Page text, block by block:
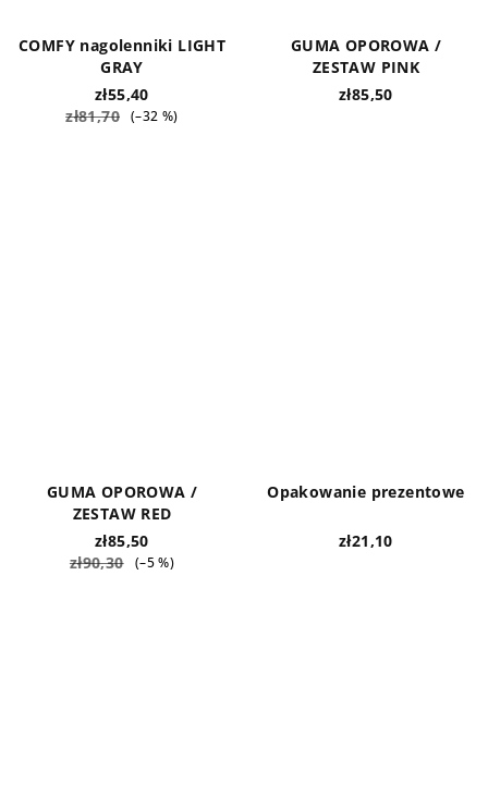
COMFY nagolenniki LIGHT
GRAY
zł55,40
zł81,70 (–32 %)
GUMA OPOROWA /
ZESTAW PINK
zł85,50
GUMA OPOROWA /
ZESTAW RED
zł85,50
zł90,30
(–5 %)
Opakowanie prezentowe
zł21,10